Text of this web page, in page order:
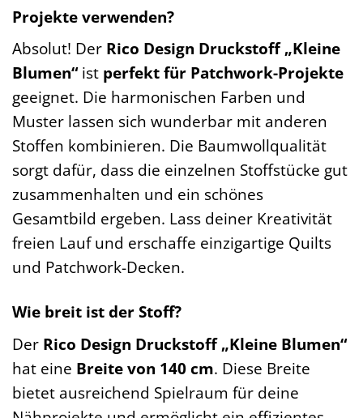
Projekte verwenden?
Absolut! Der Rico Design Druckstoff „Kleine
Blumen“ist perfekt für Patchwork-Projekte
geeignet. Die harmonischen Farben und
Muster lassen sich wunderbar mit anderen
Stoffen kombinieren. Die Baumwollqualität
sorgt dafür, dass die einzelnen Stoffstücke gut
zusammenhalten und ein schönes
Gesamtbild ergeben. Lass deiner Kreativität
freien Lauf und erschaffe einzigartige Quilts
und Patchwork-Decken.
Wie breit ist der Stoff?
Der Rico Design Druckstoff „Kleine Blumen“
hat eine Breite von 140 cm. Diese Breite
bietet ausreichend Spielraum für deine